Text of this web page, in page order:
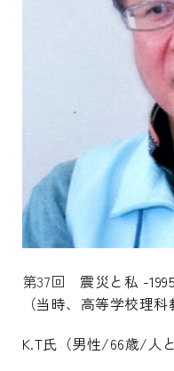
第37回 震災と私 -
（当時、高等学校
K.T氏（男性/66歳/人